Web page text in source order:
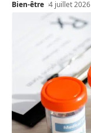
Bien-être 4 juillet 2026